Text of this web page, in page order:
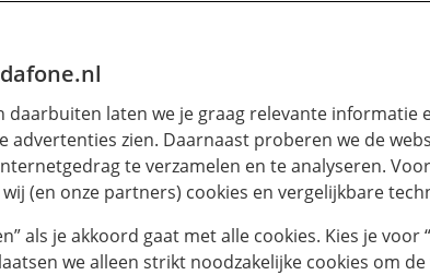
daarbuiten laten we je graag relevante informatie
advertenties zien. Daarnaast proberen we de
te verzamelen en te analyseren.
(en onze partners) cookies en vergelijkbare
als je akkoord gaat met alle cookies. Kies je voor
we alleen strikt noodzakelijke cookies om